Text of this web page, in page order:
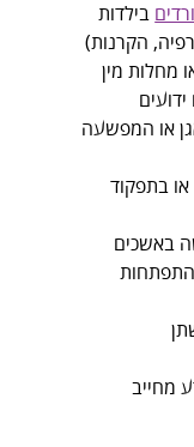
בילדות
הקרנות)
מחלות מין
או המפשעה
או בתפקוד
באשכים
מחייב